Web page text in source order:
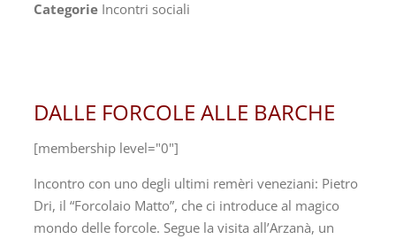
Categorie Incontri sociali
DALLE FORCOLE ALLE BARCHE
[membership level="0"]
Incontro con uno degli ultimi remèri veneziani: Pietro
Dri, il “Forcolaio Matto”, che ci introduce al magico
mondo delle forcole. Segue la visita all’Arzanà, un